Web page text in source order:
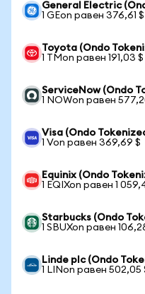
General Electric
1 GEon равен 376,61 $
Toyota (Ondo
1 TMon равен 191,03 $
ServiceNow (Ondo
1 NOWon равен
Visa (Ondo
1 Von равен 369,69 $
Equinix (Ondo
1 EQIXon равен 1
Starbucks (Ondo
1 SBUXon равен
Linde plc (Ondo
1 LINon равен 502,05